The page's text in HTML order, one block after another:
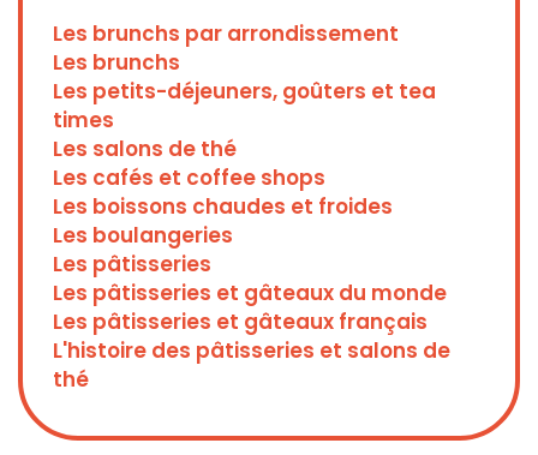
Les brunchs par arrondissement
Les brunchs
Les petits-déjeuners, goûters et tea
times
Les salons de thé
Les cafés et coffee shops
Les boissons chaudes et froides
Les boulangeries
Les pâtisseries
Les pâtisseries et gâteaux du monde
Les pâtisseries et gâteaux français
L'histoire des pâtisseries et salons de
thé